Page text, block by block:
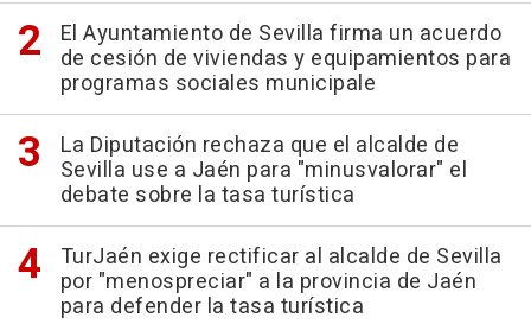
El Ayuntamiento de Sevilla firma un acuerdo
de cesión de viviendas y equipamientos para
programas sociales municipale
La Diputación rechaza que el alcalde de
Sevilla use a Jaén para "minusvalorar" el
debate sobre la tasa turística
TurJaén exige rectificar al alcalde de Sevilla
por "menospreciar" a la provincia de Jaén
para defender la tasa turística